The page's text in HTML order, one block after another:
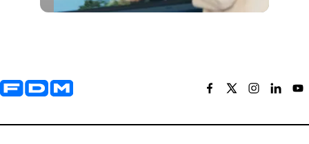
Yderligere information og kontaktoplysninger